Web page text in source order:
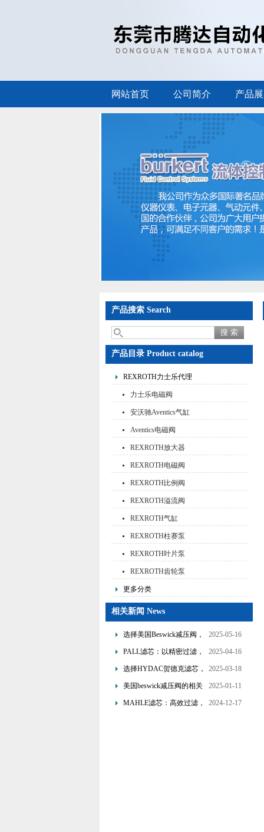
网站首页 公司简介 产品
产品搜索 Search
产品目录 Product catalog
REXROTH力士乐代理
力士乐电磁阀
安沃驰Aventics气缸
Aventics电磁阀
REXROTH放大器
REXROTH电磁阀
REXROTH比例阀
REXROTH溢流阀
REXROTH气缸
REXROTH柱赛泵
REXROTH叶片泵
REXROTH齿轮泵
更多分类
相关新闻 News
选择美国Beswick减压阀，
提升流体系统效率
2025-05-16
PALL滤芯：以精密过滤，
为工业流体筑起“隐形安全
2025-04-16
选择HYDAC贺德克滤芯，
享受精准过滤与稳定性能
2025-03-18
美国beswick减压阀的相关
知识
2025-01-11
MAHLE滤芯：高效过滤，
2024-12-17